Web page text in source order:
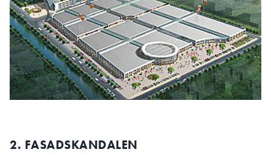
2. FASADSKANDALEN